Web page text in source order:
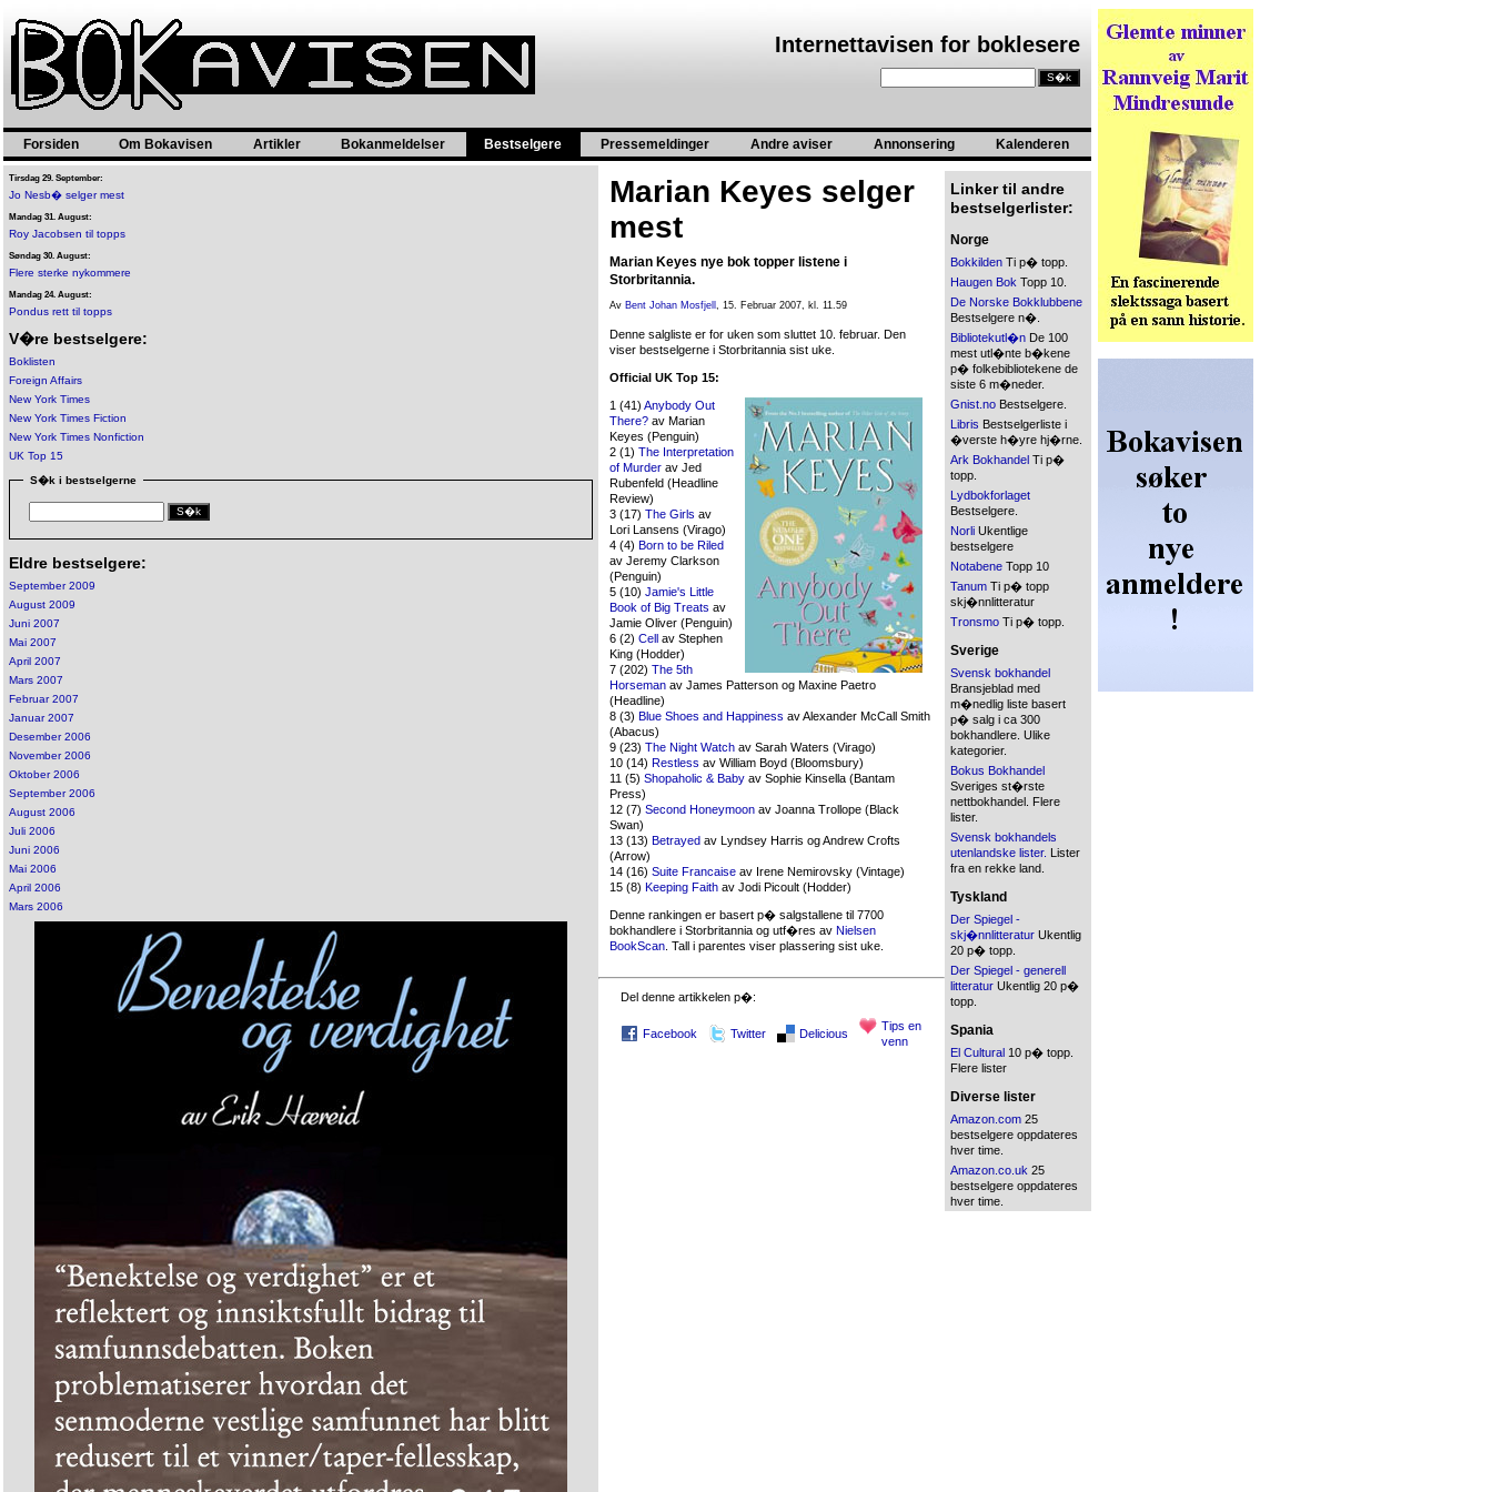
Internettavisen for boklesere
Forsiden Om Bokavisen Artikler Bokanmeldelser Bestselgere Pressemeldinger Andre aviser Annonsering Kalenderen
Tirsdag 29. September:
Jo Nesb� selger mest
Mandag 31. August:
Roy Jacobsen til topps
Søndag 30. August:
Flere sterke nykommere
Mandag 24. August:
Pondus rett til topps
V�re bestselgere:
Boklisten
Foreign Affairs
New York Times
New York Times Fiction
New York Times Nonfiction
UK Top 15
S�k i bestselgerne
Eldre bestselgere:
September 2009
August 2009
Juni 2007
Mai 2007
April 2007
Mars 2007
Februar 2007
Januar 2007
Desember 2006
November 2006
Oktober 2006
September 2006
August 2006
Juli 2006
Juni 2006
Mai 2006
April 2006
Mars 2006
Marian Keyes selger
mest
Marian Keyes nye bok topper listene i
Storbritannia.
Av Bent Johan Mosfjell , 15. Februar 2007, kl. 11.59
Denne salgliste er for uken som sluttet 10. februar. Den
viser bestselgerne i Storbritannia sist uke.
Official UK Top 15:
1 (41) Anybody Out
There? av Marian
Keyes (Penguin)
2 (1) The Interpretation
of Murder av Jed
Rubenfeld (Headline
Review)
3 (17) The Girls av
Lori Lansens (Virago)
4 (4) Born to be Riled
av Jeremy Clarkson
(Penguin)
5 (10) Jamie's Little
Book of Big Treats av
Jamie Oliver (Penguin)
6 (2) Cell av Stephen
King (Hodder)
7 (202) The 5th
Horseman av James Patterson og Maxine Paetro
(Headline)
8 (3) Blue Shoes and Happiness av Alexander McCall Smith
(Abacus)
9 (23) The Night Watch av Sarah Waters (Virago)
10 (14) Restless av William Boyd (Bloomsbury)
11 (5) Shopaholic & Baby av Sophie Kinsella (Bantam
Press)
12 (7) Second Honeymoon av Joanna Trollope (Black
Swan)
13 (13) Betrayed av Lyndsey Harris og Andrew Crofts
(Arrow)
14 (16) Suite Francaise av Irene Nemirovsky (Vintage)
15 (8) Keeping Faith av Jodi Picoult (Hodder)
Denne rankingen er basert p� salgstallene til 7700
bokhandlere i Storbritannia og utf�res av Nielsen
BookScan . Tall i parentes viser plassering sist uke.
Del denne artikkelen p�:
Facebook Twitter Delicious
Tips en
venn
Linker til andre
bestselgerlister:
Norge
Bokkilden Ti p� topp.
Haugen Bok Topp 10.
De Norske Bokklubbene
Bestselgere n�.
Bibliotekutl�n De 100
mest utl�nte b�kene
p� folkebibliotekene de
siste 6 m�neder.
Gnist.no Bestselgere.
Libris Bestselgerliste i
�verste h�yre hj�rne.
Ark Bokhandel Ti p�
topp.
Lydbokforlaget
Bestselgere.
Norli Ukentlige
bestselgere
Notabene Topp 10
Tanum Ti p� topp
skj�nnlitteratur
Tronsmo Ti p� topp.
Sverige
Svensk bokhandel
Bransjeblad med
m�nedlig liste basert
p� salg i ca 300
bokhandlere. Ulike
kategorier.
Bokus Bokhandel
Sveriges st�rste
nettbokhandel. Flere
lister.
Svensk bokhandels
utenlandske lister. Lister
fra en rekke land.
Tyskland
Der Spiegel -
skj�nnlitteratur Ukentlig
20 p� topp.
Der Spiegel - generell
litteratur Ukentlig 20 p�
topp.
Spania
El Cultural 10 p� topp.
Flere lister
Diverse lister
Amazon.com 25
bestselgere oppdateres
hver time.
Amazon.co.uk 25
bestselgere oppdateres
hver time.